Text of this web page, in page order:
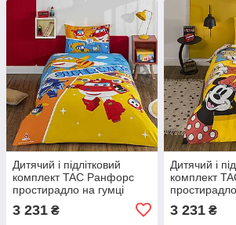
Дитячий і підлітковий
комплект TAC Ранфорс
простирадло на гумці
3 231 ₴
Дитячий і
комплект
3 231₴